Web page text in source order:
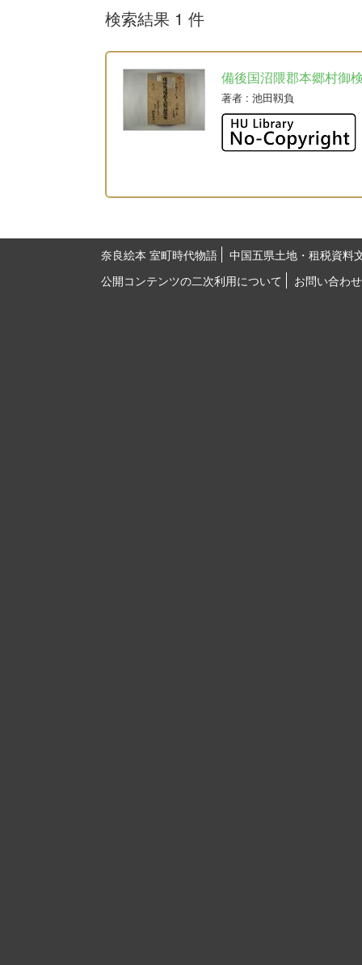
検索結果 1 件
備後国沼隈郡本郷村御
著者 : 池田靱負
奈良絵本 室町時代物語
中国五県土地・租税資料
公開コンテンツの二次利用について
お問い合わせ